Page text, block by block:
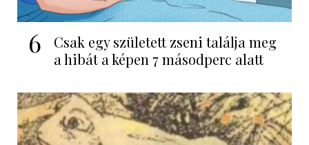
6
Csak egy született zseni találja meg
a hibát a képen 7 másodperc alatt